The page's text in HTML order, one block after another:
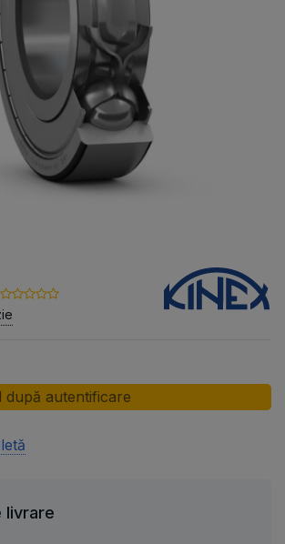
după autentificare
livrare